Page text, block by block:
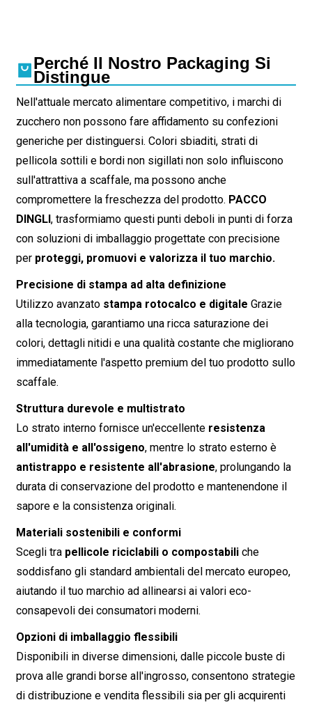
Perché Il Nostro Packaging Si
Distingue
Nell'attuale mercato alimentare competitivo, i marchi di
zucchero non possono fare affidamento su confezioni
generiche per distinguersi. Colori sbiaditi, strati di
pellicola sottili e bordi non sigillati non solo influiscono
sull'attrattiva a scaffale, ma possono anche
compromettere la freschezza del prodotto. PACCO
DINGLI, trasformiamo questi punti deboli in punti di forza
con soluzioni di imballaggio progettate con precisione
per proteggi, promuovi e valorizza il tuo marchio.
Precisione di stampa ad alta definizione
Utilizzo avanzato stampa rotocalco e digitale Grazie
alla tecnologia, garantiamo una ricca saturazione dei
colori, dettagli nitidi e una qualità costante che migliorano
immediatamente l'aspetto premium del tuo prodotto sullo
scaffale.
Struttura durevole e multistrato
Lo strato interno fornisce un'eccellente resistenza
all'umidità e all'ossigeno, mentre lo strato esterno è
antistrappo e resistente all'abrasione, prolungando la
durata di conservazione del prodotto e mantenendone il
sapore e la consistenza originali.
Materiali sostenibili e conformi
Scegli tra pellicole riciclabili o compostabiliche
soddisfano gli standard ambientali del mercato europeo,
aiutando il tuo marchio ad allinearsi ai valori eco-
consapevoli dei consumatori moderni.
Opzioni di imballaggio flessibili
Disponibili in diverse dimensioni, dalle piccole buste di
prova alle grandi borse all'ingrosso, consentono strategie
di distribuzione e vendita flessibili sia per gli acquirenti